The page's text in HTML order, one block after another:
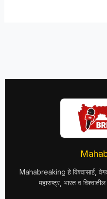
Mahabreaking हे विश्वासार्ह,
महाराष्ट्र, भारत व